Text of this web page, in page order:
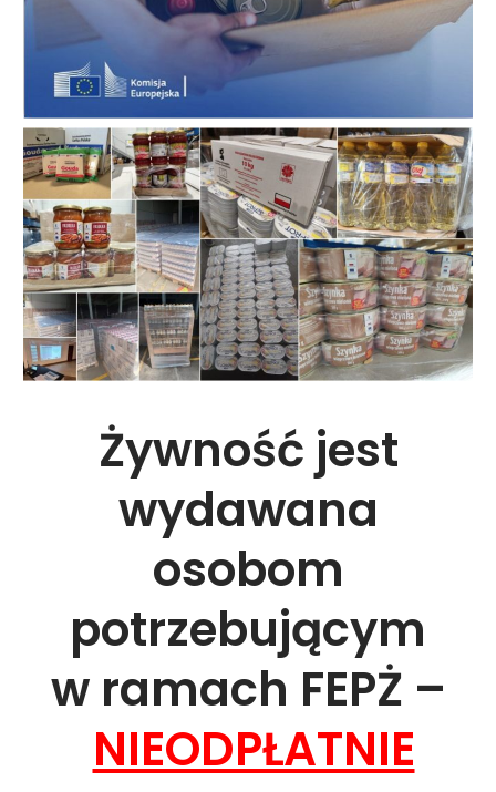
Żywność jest
wydawana
osobom
potrzebującym
w ramach FEPŻ –
NIEODPŁATNIE